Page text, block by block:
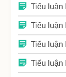
Tiểu luận
Tiểu luận
Tiểu luận
Tiểu luận